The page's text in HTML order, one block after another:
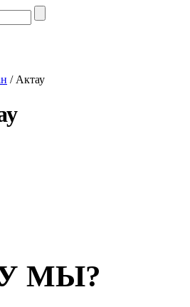
/ Актау
МЫ?